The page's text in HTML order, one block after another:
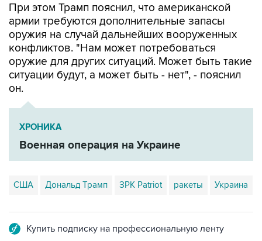
При этом Трамп пояснил, что американской
армии требуются дополнительные запасы
оружия на случай дальнейших вооруженных
конфликтов. "Нам может потребоваться
оружие для других ситуаций. Может быть такие
ситуации будут, а может быть - нет", - пояснил
он.
ХРОНИКА
Военная операция на Украине
США Дональд Трамп ЗРК Patriot ракеты Украина
Купить подписку на профессиональную ленту